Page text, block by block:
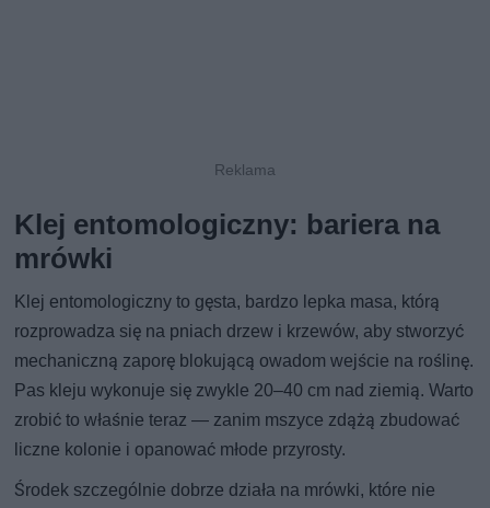
Klej entomologiczny: bariera na
mrówki
Klej entomologiczny to gęsta, bardzo lepka masa, którą
rozprowadza się na pniach drzew i krzewów, aby stworzyć
mechaniczną zaporę blokującą owadom wejście na roślinę.
Pas kleju wykonuje się zwykle 20–40 cm nad ziemią. Warto
zrobić to właśnie teraz — zanim mszyce zdążą zbudować
liczne kolonie i opanować młode przyrosty.
Środek szczególnie dobrze działa na mrówki, które nie